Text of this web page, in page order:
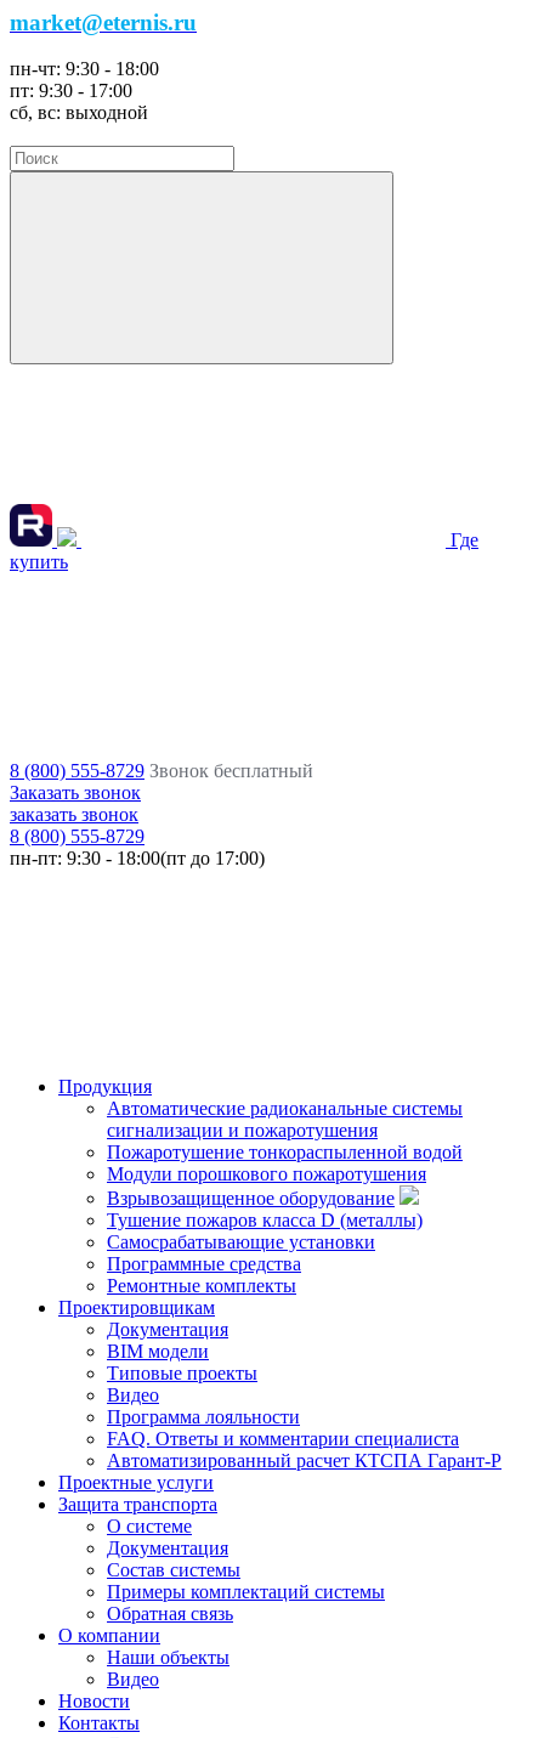
market@eternis.ru
пн-чт: 9:30 - 18:00
пт: 9:30 - 17:00
сб, вс: выходной
Где
купить
8 (800) 555-8729 Звонок бесплатный
Заказать звонок
заказать звонок
8 (800) 555-8729
пн-пт: 9:30 - 18:00(пт до 17:00)
Продукция
Автоматические радиоканальные системы
сигнализации и пожаротушения
Пожаротушение тонкораспыленной водой
Модули порошкового пожаротушения
Взрывозащищенное оборудование
Тушение пожаров класса D (металлы)
Самосрабатывающие установки
Программные средства
Ремонтные комплекты
Проектировщикам
Документация
BIM модели
Типовые проекты
Видео
Программа лояльности
FAQ. Ответы и комментарии специалиста
Автоматизированный расчет КТСПА Гарант-Р
Проектные услуги
Защита транспорта
О системе
Документация
Состав системы
Примеры комплектаций системы
Обратная связь
О компании
Наши объекты
Видео
Новости
Контакты